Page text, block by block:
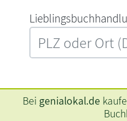
Bei genialokal.de